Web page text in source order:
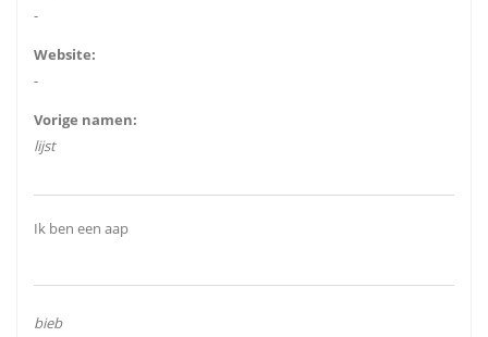
-
Website:
-
Vorige namen:
lijst
Ik ben een aap
bieb